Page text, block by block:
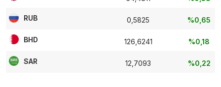
RUB 0,5825 %0,65
BHD 126,6241 %0,18
SAR 12,7093 %0,22